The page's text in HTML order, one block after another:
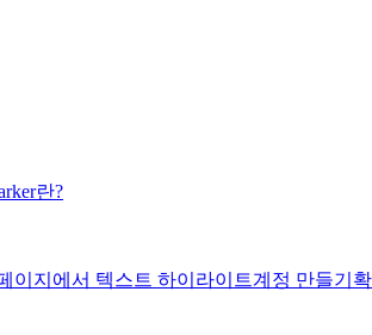
란?
이지에서 텍스트 하이라이트계정 만들기